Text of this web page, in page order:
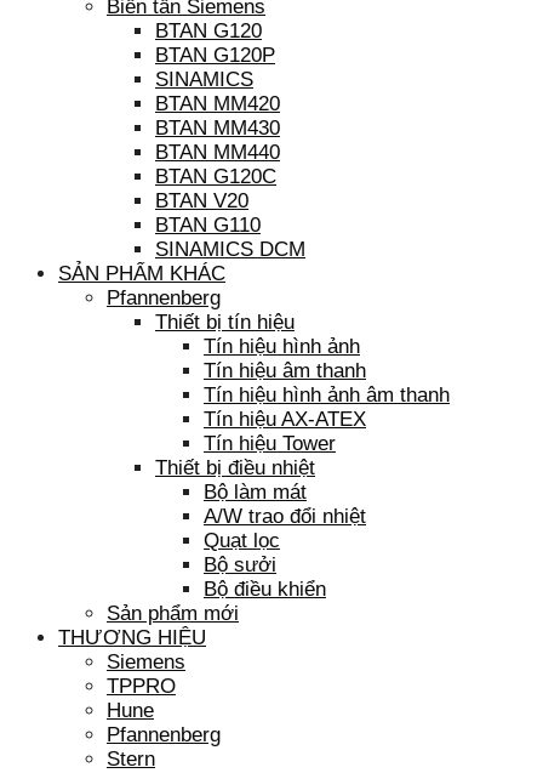
Biến tần Siemens
BTAN G120
BTAN G120P
SINAMICS
BTAN MM420
BTAN MM430
BTAN MM440
BTAN G120C
BTAN V20
BTAN G110
SINAMICS DCM
SẢN PHẨM KHÁC
Pfannenberg
Thiết bị tín hiệu
Tín hiệu hình ảnh
Tín hiệu âm thanh
Tín hiệu hình ảnh âm thanh
Tín hiệu AX-ATEX
Tín hiệu Tower
Thiết bị điều nhiệt
Bộ làm mát
A/W trao đổi nhiệt
Quạt lọc
Bộ sưởi
Bộ điều khiển
Sản phẩm mới
THƯƠNG HIỆU
Siemens
TPPRO
Hune
Pfannenberg
Stern